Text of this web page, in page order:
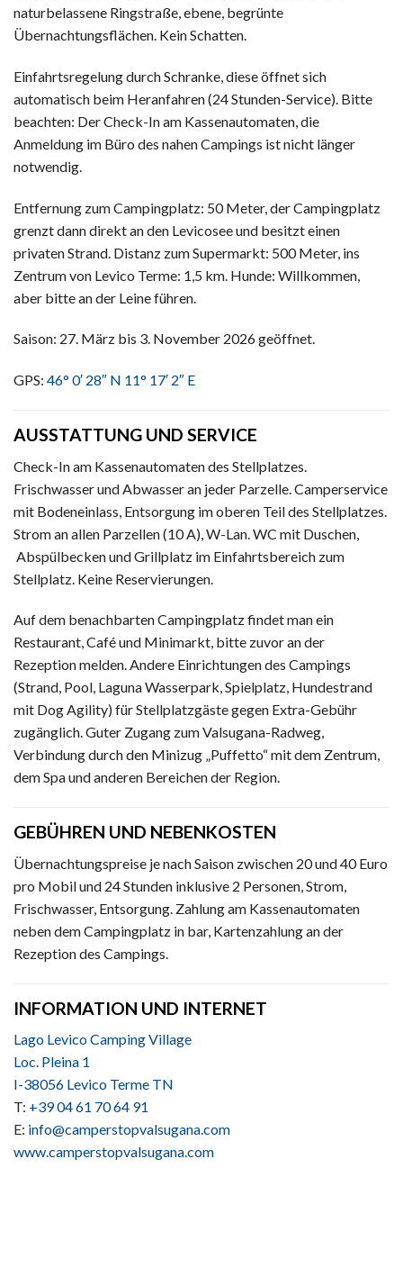
naturbelassene Ringstraße, ebene, begrünte
Übernachtungsflächen. Kein Schatten.
Einfahrtsregelung durch Schranke, diese öffnet sich
automatisch beim Heranfahren (24 Stunden-Service). Bitte
beachten: Der Check-In am Kassenautomaten, die
Anmeldung im Büro des nahen Campings ist nicht länger
notwendig.
Entfernung zum Campingplatz: 50 Meter, der Campingplatz
grenzt dann direkt an den Levicosee und besitzt einen
privaten Strand. Distanz zum Supermarkt: 500 Meter, ins
Zentrum von Levico Terme: 1,5 km. Hunde: Willkommen,
aber bitte an der Leine führen.
Saison: 27. März bis 3. November 2026 geöffnet.
GPS: 46° 0′ 28″ N 11° 17′ 2″ E
AUSSTATTUNG UND SERVICE
Check-In am Kassenautomaten des Stellplatzes.
Frischwasser und Abwasser an jeder Parzelle. Camperservice
mit Bodeneinlass, Entsorgung im oberen Teil des Stellplatzes.
Strom an allen Parzellen (10 A), W-Lan. WC mit Duschen,
Abspülbecken und Grillplatz im Einfahrtsbereich zum
Stellplatz. Keine Reservierungen.
Auf dem benachbarten Campingplatz findet man ein
Restaurant, Café und Minimarkt, bitte zuvor an der
Rezeption melden. Andere Einrichtungen des Campings
(Strand, Pool, Laguna Wasserpark, Spielplatz, Hundestrand
mit Dog Agility) für Stellplatzgäste gegen Extra-Gebühr
zugänglich. Guter Zugang zum Valsugana-Radweg,
Verbindung durch den Minizug „Puffetto“ mit dem Zentrum,
dem Spa und anderen Bereichen der Region.
GEBÜHREN UND NEBENKOSTEN
Übernachtungspreise je nach Saison zwischen 20 und 40 Euro
pro Mobil und 24 Stunden inklusive 2 Personen, Strom,
Frischwasser, Entsorgung. Zahlung am Kassenautomaten
neben dem Campingplatz in bar, Kartenzahlung an der
Rezeption des Campings.
INFORMATION UND INTERNET
Lago Levico Camping Village
Loc. Pleina 1
I-38056 Levico Terme TN
T: +39 04 61 70 64 91
E: info@camperstopvalsugana.com
www.camperstopvalsugana.com